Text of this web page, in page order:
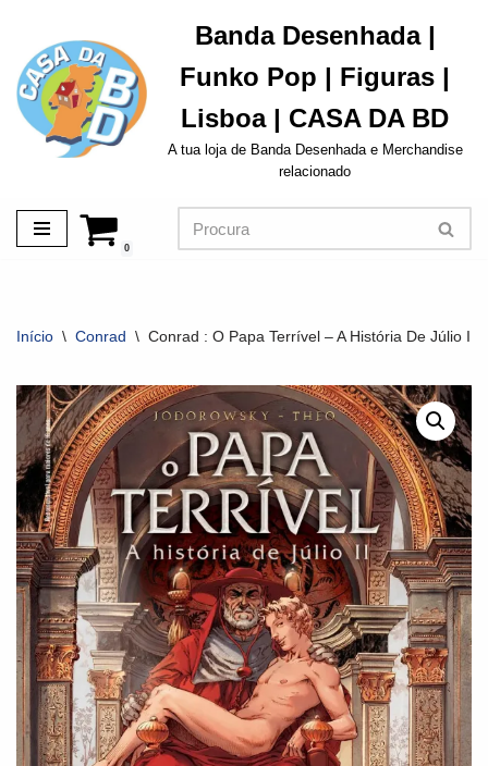
Avançar
para
o
conteúdo
Banda Desenhada |
Funko Pop | Figuras |
Lisboa | CASA DA BD
A tua loja de Banda Desenhada e Merchandise
relacionado
0
Início \ Conrad \ Conrad : O Papa Terrível – A História De Júlio II